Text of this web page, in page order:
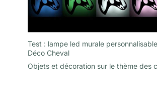
Test : lampe led murale
Déco Cheval
Objets et décoration sur le thème des